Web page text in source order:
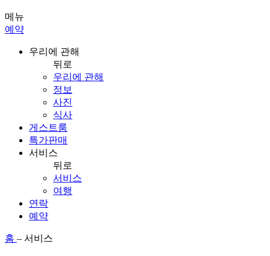
메뉴
예약
우리에 관해
뒤로
우리에 관해
정보
사진
식사
게스트룸
특가판매
서비스
뒤로
서비스
여행
연락
예약
홈 – 서비스